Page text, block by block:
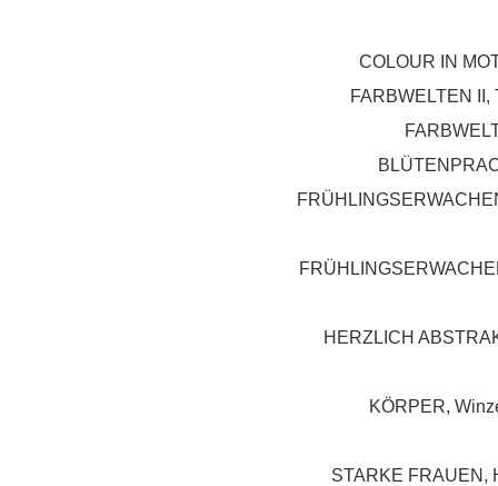
COLOUR IN
FARBWELTEN
HERZLICH
KÖRPER,
STARKE FRAUEN,